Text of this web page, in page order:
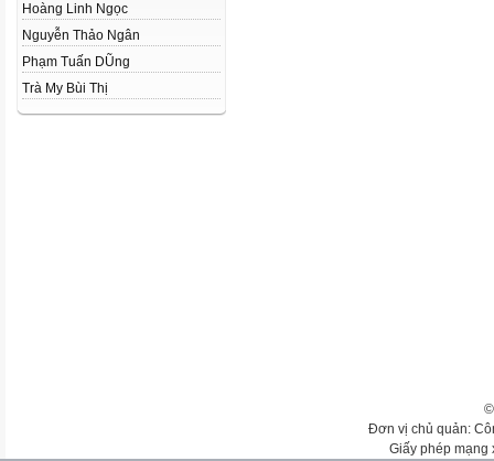
Hoàng Linh Ngọc
Nguyễn Thảo Ngân
Phạm Tuấn DŨng
Trà My Bùi Thị
Đơn vị chủ quản:
Giấy phép mạng